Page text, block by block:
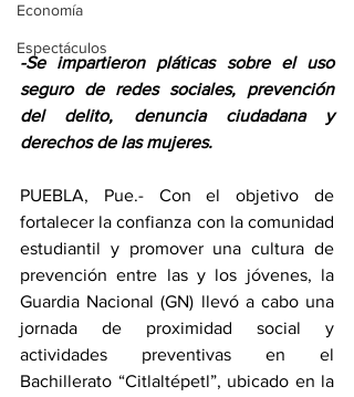
Economía
Espectáculos
-Se impartieron pláticas sobre el uso
seguro de redes sociales, prevención
del delito, denuncia ciudadana y
derechos de las mujeres.
PUEBLA, Pue.- Con el objetivo de
fortalecer la confianza con la comunidad
estudiantil y promover una cultura de
prevención entre las y los jóvenes, la
Guardia Nacional (GN) llevó a cabo una
jornada de proximidad social y
actividades preventivas en el
Bachillerato “Citlaltépetl”, ubicado en la